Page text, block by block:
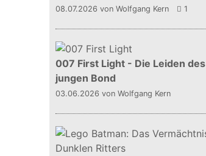
08.07.2026 von Wolfgang Kern 1
007 First Light - Die Leiden des
jungen Bond
03.06.2026 von Wolfgang Kern